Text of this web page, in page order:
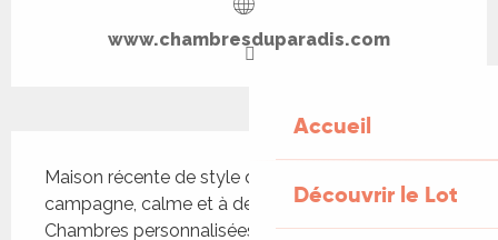
Accueil
Découvrir le Lot
www.chambresduparadis.com
Maison récente de style quercynois, à la
campagne, calme et à deux pas de la ville.
Chambres personnalisées avec sanitaires, salle